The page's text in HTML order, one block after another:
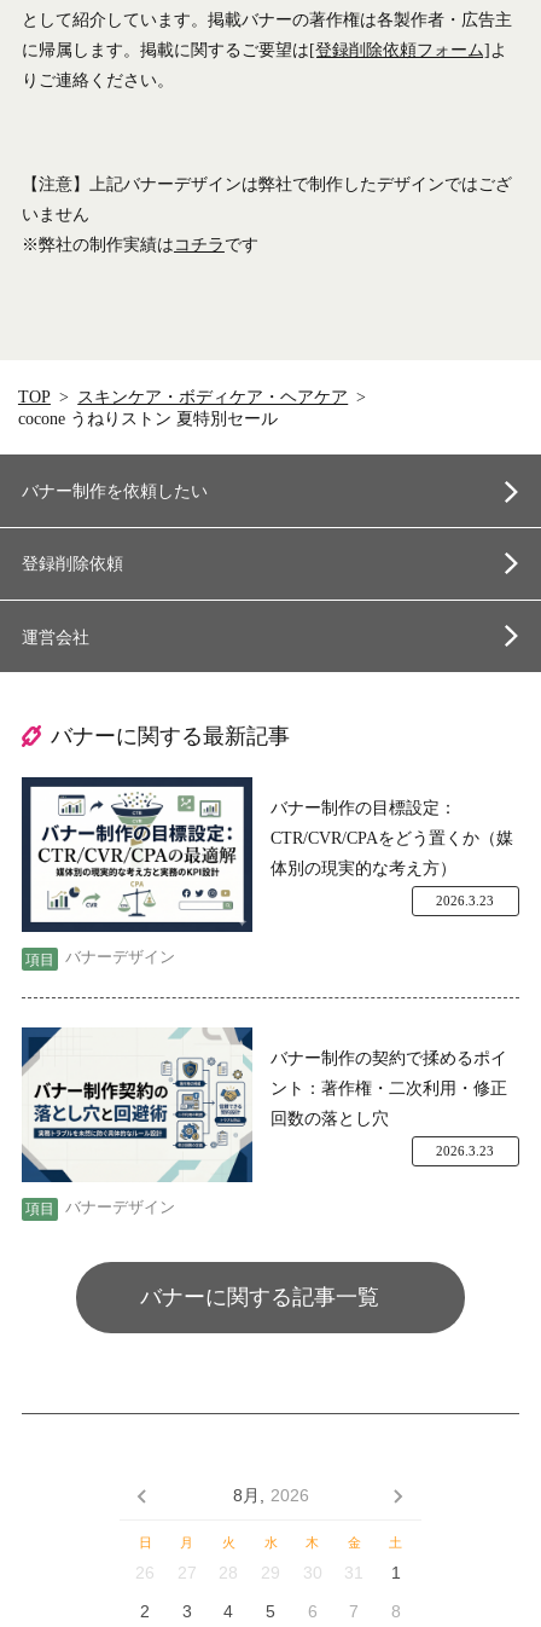
として紹介しています。掲載バナーの著作権は各製作者・広告主
に帰属します。掲載に関するご要望は[登録削除依頼フォーム]よ
りご連絡ください。
【注意】上記バナーデザインは弊社で制作したデザインではござ
いません
※弊社の制作実績はコチラです
TOP
スキンケア・ボディケア・ヘアケア
cocone うねりストン 夏特別セール
バナー制作を依頼したい
登録削除依頼
運営会社
バナーに関する最新記事
バナー制作の目標設定：
CTR/CVR/CPAをどう置くか（媒
体別の現実的な考え方）
バナーデザイン
2026.3.23
バナー制作の契約で揉めるポイ
ント：著作権・二次利用・修正
回数の落とし穴
バナーデザイン
2026.3.23
バナーに関する記事一覧
8月, 2026
日 月 火 水 木 金 土
26 27 28 29 30 31
1
2
3 4 5 6 7 8